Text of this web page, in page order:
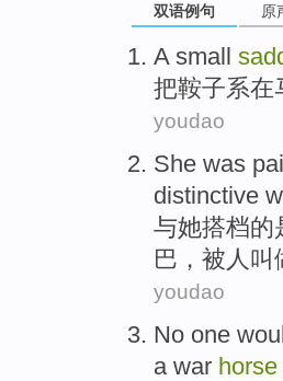
双语例句 原
A small
把鞍子系在
youdao
She was
distinctive
与她搭档的
巴 ，被人叫
youdao
No one
a war horse